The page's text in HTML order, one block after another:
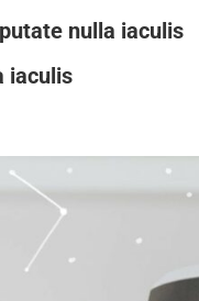
nulla iaculis
iaculis